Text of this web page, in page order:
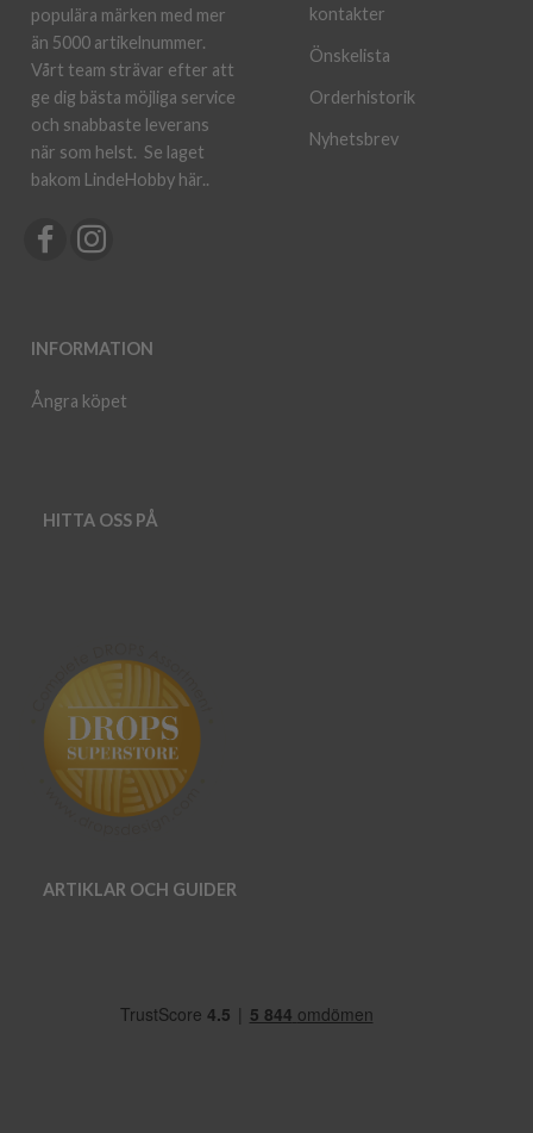
populära märken med mer
än 5000 artikelnummer.
Vårt team strävar efter att
ge dig bästa möjliga service
och snabbaste leverans
när som helst. Se laget
bakom LindeHobby här..
INFORMATION
Ångra köpet
kontakter
Önskelista
Orderhistorik
Nyhetsbrev
HITTA OSS PÅ
ARTIKLAR OCH GUIDER